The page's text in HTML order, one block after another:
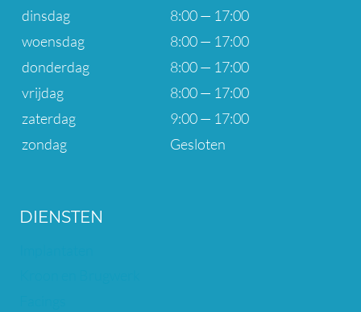
dinsdag
8:00 — 17:00
woensdag
8:00 — 17:00
donderdag
8:00 — 17:00
vrijdag
8:00 — 17:00
zaterdag
9:00 — 17:00
zondag
Gesloten
DIENSTEN